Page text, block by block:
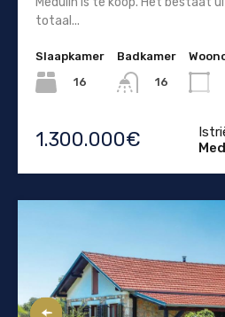
totaal...
Slaapkamer
16
Badkamer
16
1.300.000€